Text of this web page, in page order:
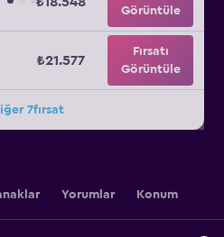
Görüntüle
₺21.577
Fırsatı
Görüntüle
7fırsat
Yorumlar Konum